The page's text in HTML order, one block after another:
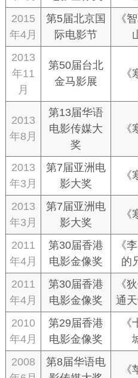
2015
年4月
第5届北京国
际电影节
《
2013
年11
月
第50届台北
金马影展
《
2013
年8月
第13届华语
电影传媒大
奖
《
2013
年3月
第7届亚洲电
影大奖
《
2013
年3月
第7届亚洲电
影大奖
《
2011
年4月
第30届香港
电影金像奖
《
的
2011
年4月
第30届香港
电影金像奖
《
通天
2010
年4月
第29届香港
电影金像奖
2008
第8届华语电
《